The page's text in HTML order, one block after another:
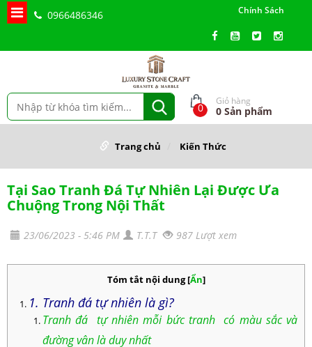
0966486346 Chính Sách
0
Giỏ hàng
0Sản phẩm
Trang chủ Kiến Thức
Tại Sao Tranh Đá Tự Nhiên Lại Được Ưa
Chuộng Trong Nội Thất
23/06/2023 - 5:46 PM T.T.T 987 Lượt xem
Tóm tắt nội dung[Ẩn]
1. Tranh đá tự nhiên là gì?
Tranh đá tự nhiên mỗi bức tranh có màu sắc và
đường vân là duy nhất